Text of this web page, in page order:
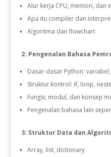
Alur kerja CPU, memori, dan
Apa itu compiler dan
Algoritma dan flowchart
2: Pengenalan Bahasa
Dasar-dasar Python:
Struktur kontrol: if, loop,
Fungsi, modul, dan konsep
Pengenalan bahasa lain
3: Struktur Data dan
Array, list, dictionary